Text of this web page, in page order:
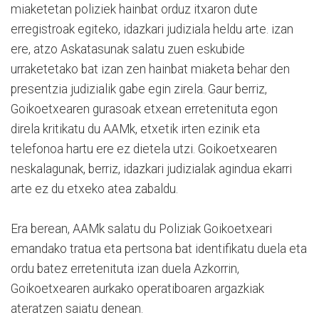
miaketetan poliziek hainbat orduz itxaron dute
erregistroak egiteko, idazkari judiziala heldu arte. izan
ere, atzo Askatasunak salatu zuen eskubide
urraketetako bat izan zen hainbat miaketa behar den
presentzia judizialik gabe egin zirela. Gaur berriz,
Goikoetxearen gurasoak etxean erretenituta egon
direla kritikatu du AAMk, etxetik irten ezinik eta
telefonoa hartu ere ez dietela utzi. Goikoetxearen
neskalagunak, berriz, idazkari judizialak agindua ekarri
arte ez du etxeko atea zabaldu.
Era berean, AAMk salatu du Poliziak Goikoetxeari
emandako tratua eta pertsona bat identifikatu duela eta
ordu batez erretenituta izan duela Azkorrin,
Goikoetxearen aurkako operatiboaren argazkiak
ateratzen saiatu denean.